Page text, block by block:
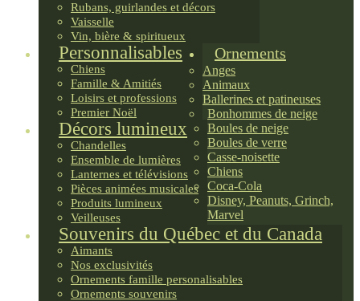
Rubans, guirlandes et décors
Vaisselle
Vin, bière & spiritueux
Personnalisables
Chiens
Famille & Amitiés
Loisirs et professions
Premier Noël
Décors lumineux
Chandelles
Ensemble de lumières
Lanternes et télévisions
Pièces animées musicales
Produits lumineux
Veilleuses
Souvenirs du Québec et du Canada
Aimants
Nos exclusivités
Ornements famille personalisables
Ornements souvenirs
Ornements
Anges
Animaux
Ballerines et patineuses
Bonhommes de neige
Boules de neige
Boules de verre
Casse-noisette
Chiens
Coca-Cola
Disney, Peanuts, Grinch,
Marvel